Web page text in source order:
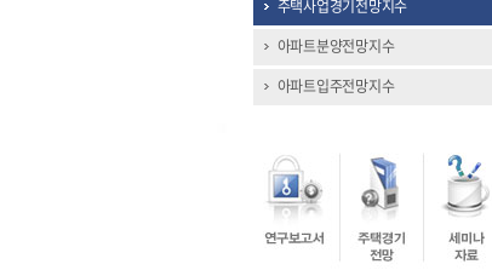
주택사업경기전망지수
아파트분양전망지수
아파트입주전망지수